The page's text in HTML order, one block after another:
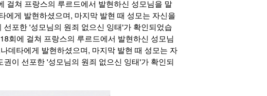
걸쳐 프랑스의 루르드에서 발현하신 성모님을 말
에게 발현하셨으며, 마지막 발현 때 성모는 자신을
포한 '성모님의 원죄 없으신 잉태'가 확인되었습
회에 걸쳐 프랑스의 루르드에서 발현하신 성모님
데타에게 발현하셨으며, 마지막 발현 때 성모는 자
이 선포한 '성모님의 원죄 없으신 잉태'가 확인되